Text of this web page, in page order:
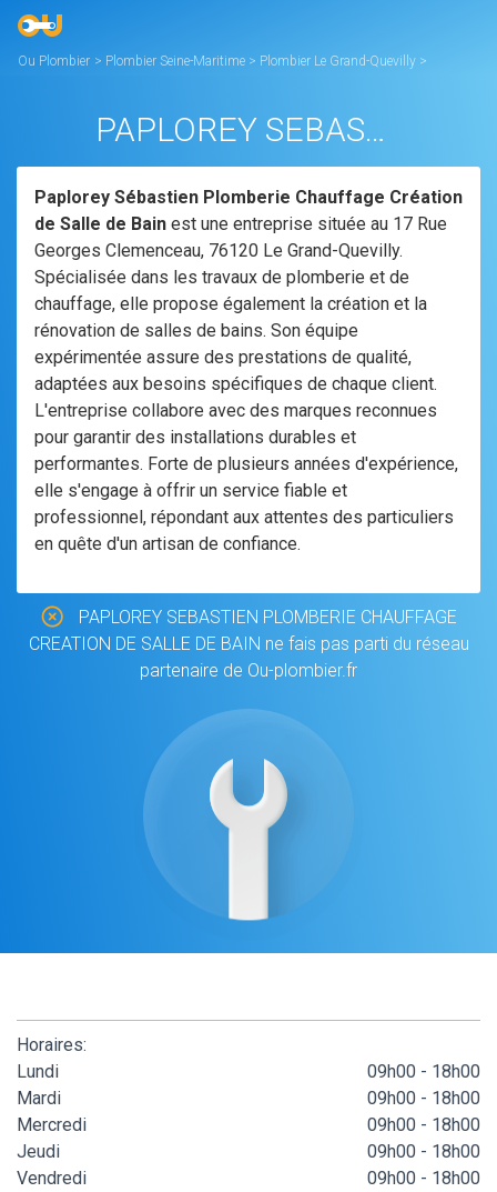
Ou Plombier > Plombier Seine-Maritime > Plombier Le Grand-Quevilly >
PAPLOREY SEBASTIEN PLOMBERIE CHAUFFAGE CREATION DE SALLE DE BAIN
Paplorey Sébastien Plomberie Chauffage Création
de Salle de Bain est une entreprise située au 17 Rue
Georges Clemenceau, 76120 Le Grand-Quevilly.
Spécialisée dans les travaux de plomberie et de
chauffage, elle propose également la création et la
rénovation de salles de bains. Son équipe
expérimentée assure des prestations de qualité,
adaptées aux besoins spécifiques de chaque client.
L'entreprise collabore avec des marques reconnues
pour garantir des installations durables et
performantes. Forte de plusieurs années d'expérience,
elle s'engage à offrir un service fiable et
professionnel, répondant aux attentes des particuliers
en quête d'un artisan de confiance.
PAPLOREY SEBASTIEN PLOMBERIE CHAUFFAGE
CREATION DE SALLE DE BAIN ne fais pas parti du réseau
partenaire de Ou-plombier.fr
Horaires:
Lundi
09h00 - 18h00
Mardi
09h00 - 18h00
Mercredi
09h00 - 18h00
Jeudi
09h00 - 18h00
Vendredi
09h00 - 18h00